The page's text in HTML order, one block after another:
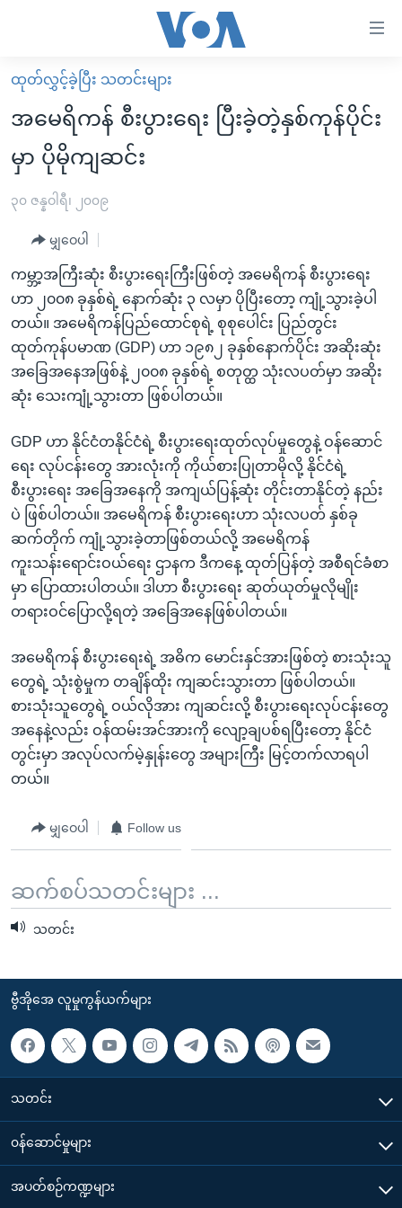
လွယ်ကူ
စေ
သည့်
Link
များ
အကြောင်းအရာ
စာမျက်နှာ
သို့
ကျော်
ကြည့်
ရှာဖွေ
ရန်
မူလစာမျက်နှာ
မြန်မာ
ကမ္ဘာ့သတင်းများ
နိုင်ငံတကာ
အစ္စရေး-ပါလက်စတိုင်း
ရပ်ဝန်းတခု လမ်းတခု အလွန်
အင်္ဂလိပ်စာလေ့လာမယ်
အမေရိကန်သုံးအီဒီယံ
မကြေးမုံရဲ့ အင်္ဂလိပ်စာ
ရုပ်ရှင်ထဲက အင်္ဂလိပ်စာ
အပတ်စဉ်ကဏ္ဍများ
ရေဒီယို
တီဗွီ
ရေဒီယိုနှင့်ရုပ်သံ အချက်အလက်များ
ရေဒီယို/တီဗွီအစီအစဉ်
Learning English
ဗွီအိုအေ လူမှုကွန်ယက်များ
ဘာသာစကားများ
ထုတ်လွှင့်ခဲ့ပြီး သတင်းများ
အမေရိကန် စီးပွားရေး ပြီးခဲ့တဲ့နှစ်ကုန်ပိုင်း
မှာ ပိုမိုကျဆင်း
၃၀ ဇန္နဝါရီ၊ ၂၀၀၉
မျှဝေပါ
ကမ္ဘာ့အကြီးဆုံး စီးပွားရေးကြီးဖြစ်တဲ့ အမေရိကန် စီးပွားရေး
ဟာ ၂၀၀၈ ခုနှစ်ရဲ့ နောက်ဆုံး ၃ လမှာ ပိုပြီးတော့ ကျုံ့သွားခဲ့ပါ
တယ်။ အမေရိကန်ပြည်ထောင်စုရဲ့ စုစုပေါင်း ပြည်တွင်း
ထုတ်ကုန်ပမာဏ (GDP) ဟာ ၁၉၈၂ ခုနှစ်နောက်ပိုင်း အဆိုးဆုံး
အခြေအနေအဖြစ်နဲ့ ၂၀၀၈ ခုနှစ်ရဲ့ စတုတ္ထ သုံးလပတ်မှာ အဆိုး
ဆုံး သေးကျုံ့သွားတာ ဖြစ်ပါတယ်။
GDP ဟာ နိုင်ငံတနိုင်ငံရဲ့ စီးပွားရေးထုတ်လုပ်မှုတွေနဲ့ ဝန်ဆောင်
ရေး လုပ်ငန်းတွေ အားလုံးကို ကိုယ်စားပြုတာမိုလို့ နိုင်ငံရဲ့
စီးပွားရေး အခြေအနေကို အကျယ်ပြန့်ဆုံး တိုင်းတာနိုင်တဲ့ နည်း
ပဲ ဖြစ်ပါတယ်။ အမေရိကန် စီးပွားရေးဟာ သုံးလပတ် နှစ်ခု
ဆက်တိုက် ကျုံ့သွားခဲ့တာဖြစ်တယ်လို့ အမေရိကန်
ကူးသန်းရောင်းဝယ်ရေး ဌာနက ဒီကနေ့ ထုတ်ပြန်တဲ့ အစီရင်ခံစာ
မှာ ပြောထားပါတယ်။ ဒါဟာ စီးပွားရေး ဆုတ်ယုတ်မှုလိုမျိုး
တရားဝင်ပြောလို့ရတဲ့ အခြေအနေဖြစ်ပါတယ်။
အမေရိကန် စီးပွားရေးရဲ့ အဓိက မောင်းနှင်အားဖြစ်တဲ့ စားသုံးသူ
တွေရဲ့ သုံးစွဲမှုက တချိန်ထိုး ကျဆင်းသွားတာ ဖြစ်ပါတယ်။
စားသုံးသူတွေရဲ့ ဝယ်လိုအား ကျဆင်းလို့ စီးပွားရေးလုပ်ငန်းတွေ
အနေနဲ့လည်း ဝန်ထမ်းအင်အားကို လျော့ချပစ်ရပြီးတော့ နိုင်ငံ
တွင်းမှာ အလုပ်လက်မဲ့နှုန်းတွေ အများကြီး မြင့်တက်လာရပါ
တယ်။
မျှဝေပါ Follow us
ဆက်စပ်သတင်းများ ...
သတင်း
ဗွီအိုအေ လူမှုကွန်ယက်များ
သတင်း
၀န်ဆောင်မှုများ
အပတ်စဉ်ကဏ္ဍများ